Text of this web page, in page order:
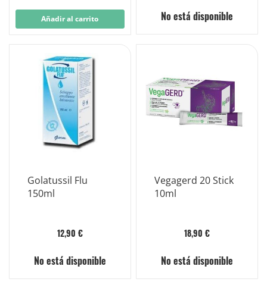
Añadir al carrito No está disponible
Golatussil Flu
150ml
12,90 €
No está disponible
Vegagerd 20 Stick
10ml
18,90 €
No está disponible